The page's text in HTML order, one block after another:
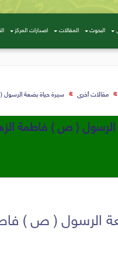
البحوث المقالات اصدارات المركز
مقالات أخرى سيرة حياة بضعة الرسول (
( ص ) فاطمة
الرسول ( ص )